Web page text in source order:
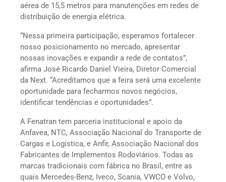
aérea de 15,5 metros para manutenções em redes de
distribuição de energia elétrica.
“Nessa primeira participação, esperamos fortalecer
nosso posicionamento no mercado, apresentar
nossas inovações e expandir a rede de contatos”,
afirma José Ricardo Daniel Vieira, Diretor Comercial
da Next. “Acreditamos que a feira será uma excelente
oportunidade para fecharmos novos negócios,
identificar tendências e oportunidades”.
A Fenatran tem parceria institucional e apoio da
Anfavea, NTC, Associação Nacional do Transporte de
Cargas e Logística, e Anfir, Associação Nacional dos
Fabricantes de Implementos Rodoviários. Todas as
marcas tradicionais com fábrica no Brasil, entre as
quais Mercedes-Benz, Iveco, Scania, VWCO e Volvo,